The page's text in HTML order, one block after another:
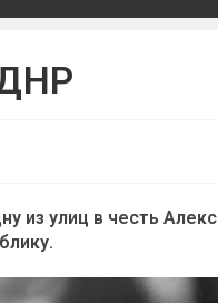
из улиц в честь